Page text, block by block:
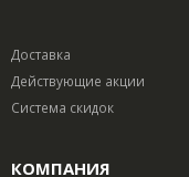
Доставка
Действующие акции
Система скидок
КОМПАНИЯ